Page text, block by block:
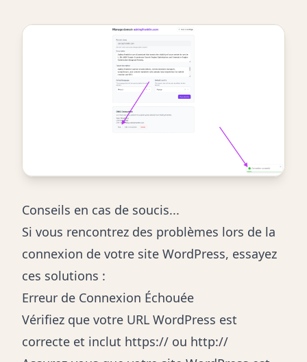
Conseils en cas de soucis...
Si vous rencontrez des problèmes lors de la
connexion de votre site WordPress, essayez
ces solutions :
Erreur de Connexion Échouée
Vérifiez que votre URL WordPress est
correcte et inclut https:// ou http://